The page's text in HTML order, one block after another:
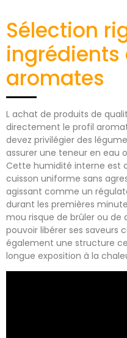
Sélection
ingrédients
aromates
L achat de produits de
directement le profil
devez privilégier des
assurer une teneur en eau
Cette humidité interne est
cuisson uniforme sans
agissant comme un
durant les premières
mou risque de brûler ou
pouvoir libérer ses saveurs
également une structure
longue exposition à la